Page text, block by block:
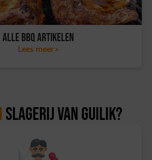
Alle BBQ artikelen
Lees meer >
Slagerij van Guilik?